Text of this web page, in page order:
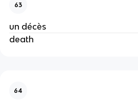
63
un décès
death
64